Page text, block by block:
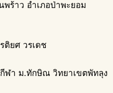
ร้าว อำเภอป่าพะยอม
ติยศ วรเดช
ฬา ม.ทักษิณ วิทยาเขตพัทลุง